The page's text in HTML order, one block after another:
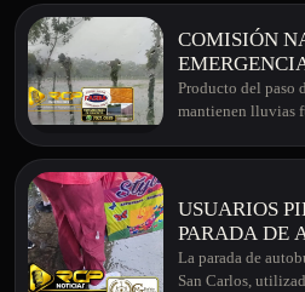
COMISIÓN
SOBRE
ZONA TRAS
Producto del paso
mantienen lluvias
USUARIOS
PARADA DE
AL
La parada de
San Carlos,